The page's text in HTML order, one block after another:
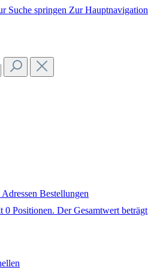
Suche springen Zur Hauptnavigation
Adressen Bestellungen
0 Positionen. Der Gesamtwert beträgt